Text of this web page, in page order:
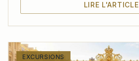
LIRE L'ARTICLE
EXCURSIONS